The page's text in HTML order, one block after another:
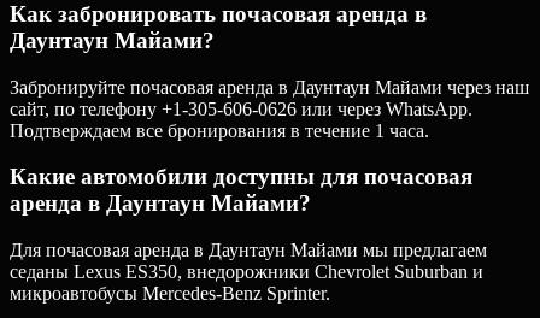
Как забронировать почасовая аренда в
Даунтаун Майами?
Забронируйте почасовая аренда в Даунтаун Майами через наш
сайт, по телефону +1-305-606-0626 или через WhatsApp.
Подтверждаем все бронирования в течение 1 часа.
Какие автомобили доступны для почасовая
аренда в Даунтаун Майами?
Для почасовая аренда в Даунтаун Майами мы предлагаем
седаны Lexus ES350, внедорожники Chevrolet Suburban и
микроавтобусы Mercedes-Benz Sprinter.